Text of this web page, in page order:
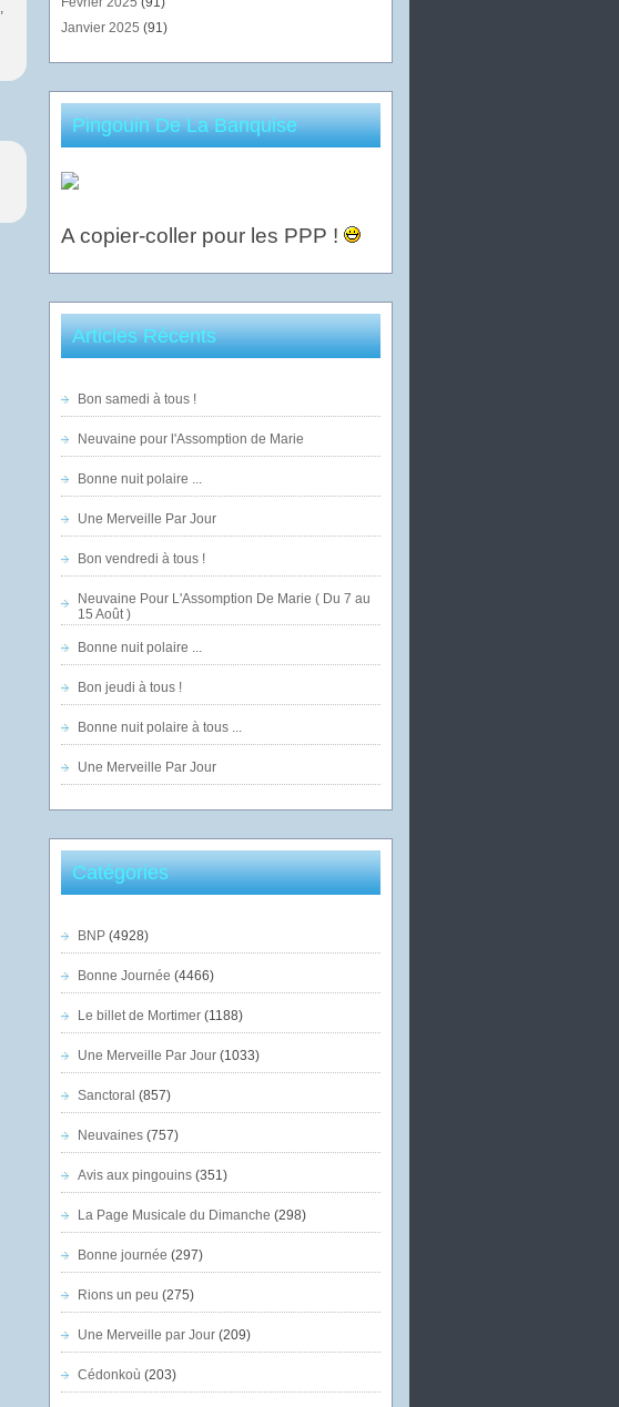
Janvier 2025 (91)
Pingouin De La Banquise
A copier-coller pour les PPP !
Articles Récents
Bon samedi à tous !
Neuvaine pour l'Assomption de Marie
Bonne nuit polaire ...
Une Merveille Par Jour
Bon vendredi à tous !
Neuvaine Pour L'Assomption De Marie ( Du 7 au
15 Août )
Bonne nuit polaire ...
Bon jeudi à tous !
Bonne nuit polaire à tous ...
Une Merveille Par Jour
Catégories
BNP(4928)
Bonne Journée (4466)
Le billet de Mortimer(1188)
Une Merveille Par Jour(1033)
Sanctoral (857)
Neuvaines(757)
Avis aux pingouins(351)
La Page Musicale du Dimanche (298)
Bonne journée (297)
Rions un peu (275)
Une Merveille par Jour(209)
Cédonkoù (203)